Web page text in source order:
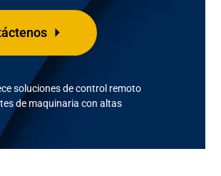
soluciones de control remoto
de maquinaria conaltas